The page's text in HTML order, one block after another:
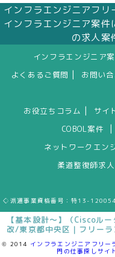
【基本設計～】（Ciscoル
改/東京都中央区｜フリー
インフラエンジニアフリ
インフラエンジニア案件
の求人案
インフラエンジニア
よくあるご質問 お問い
お役立ちコラム サイ
COBOL案件
ネットワークエン
柔道整復師求
◇派遣事業資格番号：特13-
© 2014 インフラエンジニアフリー
門の仕事探しサイ